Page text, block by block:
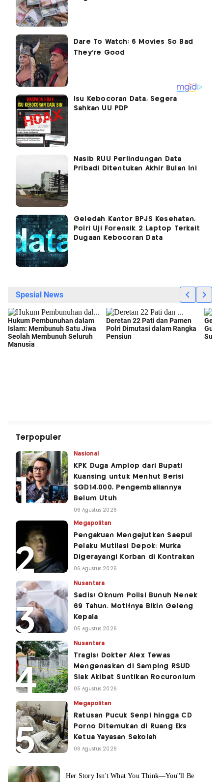
Isu Kebocoran Data, Segera
Sahkan UU PDP
Nasib RUU Perlindungan Data
Pribadi Ditentukan Akhir Bulan Ini
Geledah Kantor BPJS Kesehatan,
Polri Uji Forensik 2 Laptop Terkait
Dugaan Kebocoran Data
Terpopuler
Nasional
KPK Duga Amplop dari Bupati
Kuansing untuk Menhut Berisi
SGD14.000, Pengembaliannya
Belum Utuh
06 Agustus 2026
Megapolitan
Pengakuan Mengejutkan Saepul
Pelaku Mutilasi Depok: Murka
Digerayangi Korban di Kontrakan
06 Agustus 2026
Nusantara
Sadis! Oknum Polisi Bunuh Nenek
69 Tahun, Motifnya Bikin Geleng
Kepala
05 Agustus 2026
Nusantara
Tragis! Dokter Alex Tewas
Mengenaskan di Samping RSUD
Siak Akibat Suntikan Rocuronium
05 Agustus 2026
Megapolitan
Ratusan Pucuk Senpi hingga CD
Porno Ditemukan di Ruang Eks
Ketua Yayasan Sekolah
06 Agustus 2026